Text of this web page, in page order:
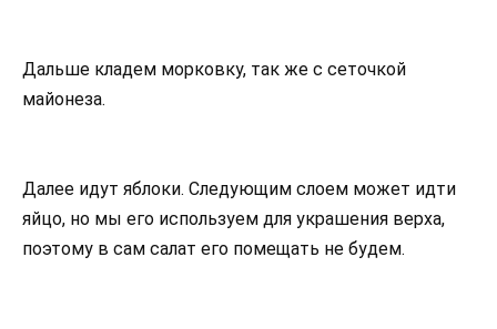
Дальше кладем морковку, так же с сеточкой
майонеза.
Далее идут яблоки. Следующим слоем может идти
яйцо, но мы его используем для украшения верха,
поэтому в сам салат его помещать не будем.